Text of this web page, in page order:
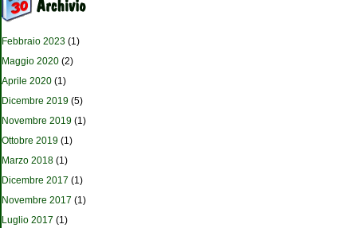
Febbraio 2023 (1)
Maggio 2020 (2)
Aprile 2020 (1)
Dicembre 2019 (5)
Novembre 2019 (1)
Ottobre 2019 (1)
Marzo 2018 (1)
Dicembre 2017 (1)
Novembre 2017 (1)
Luglio 2017 (1)